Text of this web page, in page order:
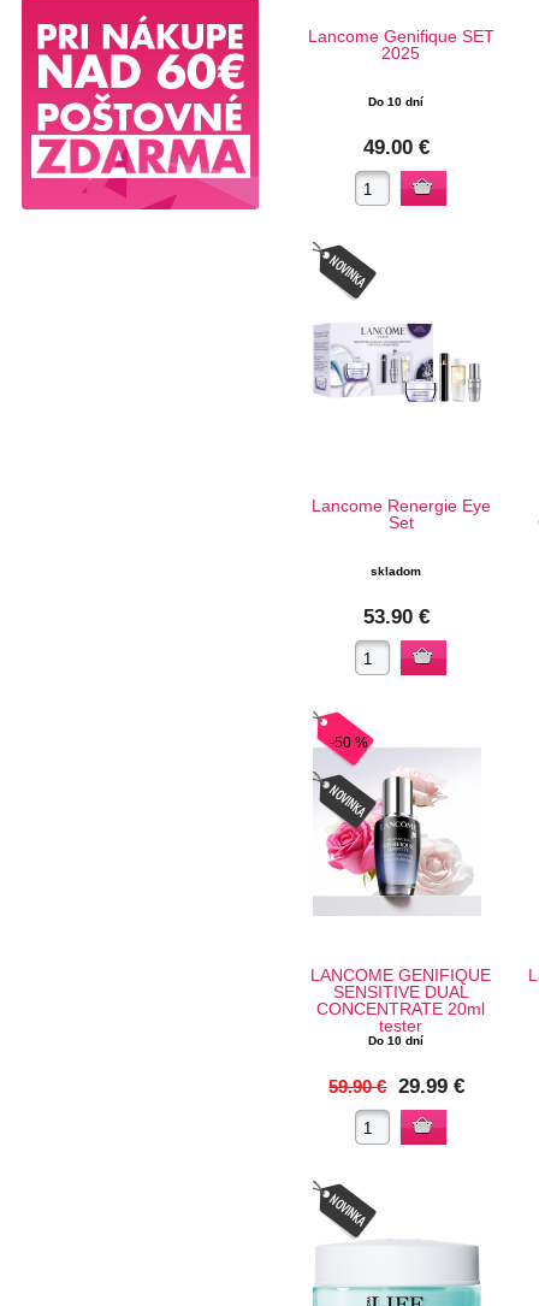
Lancome Genifique SET
2025
Do 10 dní
49.00 €
Lancome Renergie Eye
Set
skladom
53.90 €
-50 %
LANCOME GENIFIQUE
SENSITIVE DUAL
CONCENTRATE 20ml
tester
Do 10 dní
59.90 € 29.99 €